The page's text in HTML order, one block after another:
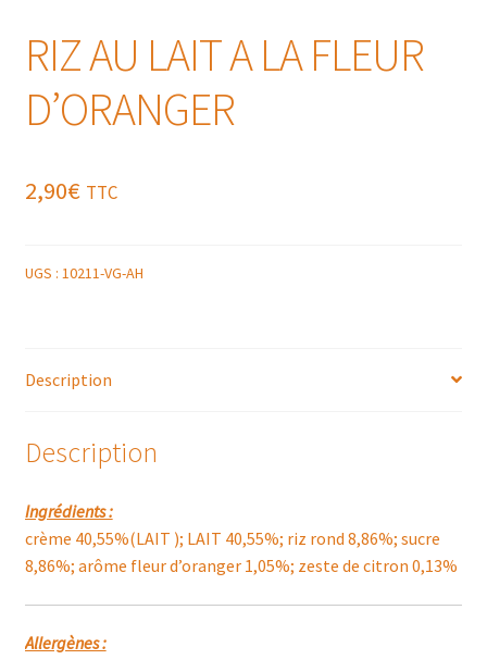
RIZ AU LAIT A LA FLEUR
D’ORANGER
2,90€ TTC
UGS : 10211-VG-AH
Description
Description
Ingrédients :
crème 40,55%(LAIT ); LAIT 40,55%; riz rond 8,86%; sucre
8,86%; arôme fleur d’oranger 1,05%; zeste de citron 0,13%
Allergènes :